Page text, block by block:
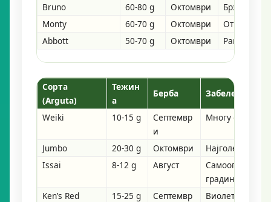
Bruno
60-80 g Октомври
Брзо
Monty
60-70 g Октомври
Отпорна
Abbott
50-70 g Октомври Рана сорта
Сорта
(Arguta)
Тежин
а
Берба Забелешка
Weiki 10-15 g
Септемвр
и
Многу
Jumbo 20-30 g Октомври
Најголем плод
Issai
8-12 g Август
Самооплодна;
градина
Ken’s Red
15-25 g
Септемвр
Виолетово-